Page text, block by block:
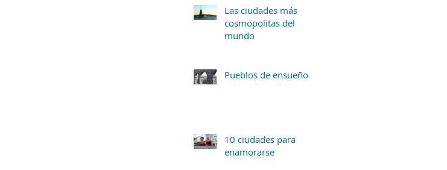
Las ciudades más
cosmopolitas del
mundo
Pueblos de ensueño
10 ciudades para
enamorarse